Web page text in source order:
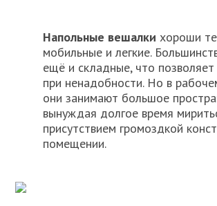
Напольные вешалки хороши
мобильные и легкие.
ещё и складные, что позволяет
при ненадобности. Но в
они занимают большое
вынуждая долгое время
присутствием громоздкой
помещении.